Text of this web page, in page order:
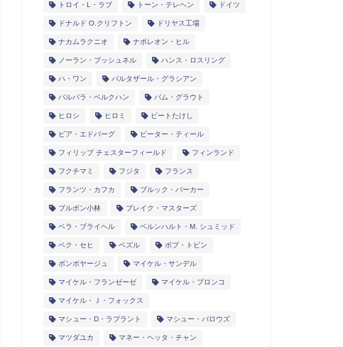
トロイ・L・ラブ トーン・テレヘン ドイツ
ドナルド O.クリフトン ドリヤス工場
ナカムラクニオ ナポレオン・ヒル
ノーラン・ブッシュネル ハンス・ロスリング
ハ・ワン バルタザール・グラシアン
バルバラ・ベルクハン パム・グラウト
ヒロシ ヒロミ ビートたけし
ピア・エドバーグ ピーター・ティール
フィリップ チェスターフィールド フィンランド
フクチマミ フジタ フランス
フランツ・カフカ ブルック・バーカー
ブルボン小林 ブレイク・マスターズ
ベラ・ブライヘル ベルンハルト・M. シュミッド
ペク・セヒ ペズル ボブ・トビン
ボンボヤージュ マイケル・サンデル
マイケル・フランゼーゼ マイケル・プロンコ
マイケル・Ｊ・フォックス
マシュー・D・ラプラント マシュー・バロウズ
マツダユカ マネー・ヘッタ・チャン